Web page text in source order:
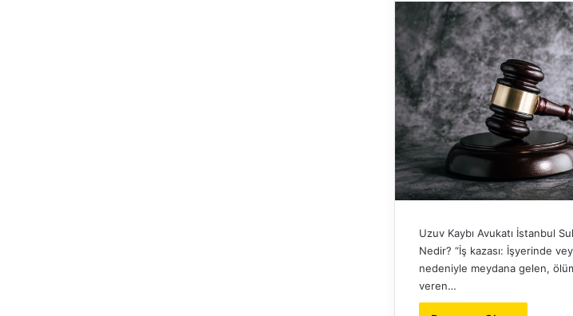
Uzuv Kaybı Avukatı İstanbul
Nedir? “İş kazası: İşyerinde
nedeniyle meydana gelen,
veren…